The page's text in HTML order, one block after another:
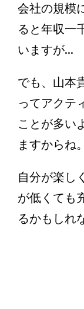
会社の規模
ると年収一
いますが...
でも、山本
ってアクテ
ことが多い
ますからね。
自分が楽し
が低くても
るかもしれ